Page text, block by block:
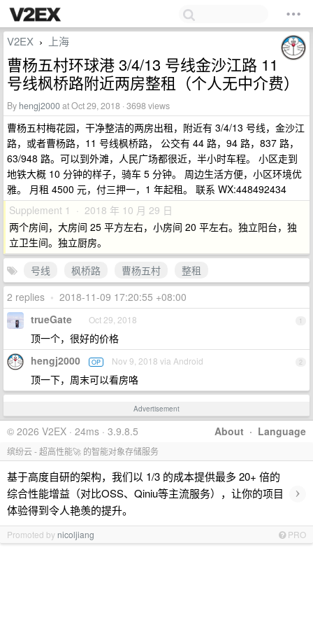
V2EX › 上海
曹杨五村环球港 3/4/13 号线金沙江路 11
号线枫桥路附近两房整租（个人无中介费）
By hengj2000at Oct 29, 2018 · 3698 views
曹杨五村梅花园，干净整洁的两房出租，附近有 3/4/13 号线，金沙江
路，或者曹杨路，11 号线枫桥路， 公交有 44 路，94 路，837 路，
63/948 路。可以到外滩，人民广场都很近，半小时车程。 小区走到
地铁大概 10 分钟的样子，骑车 5 分钟。 周边生活方便，小区环境优
雅。 月租 4500 元，付三押一，1 年起租。 联系 WX:448492434
Supplement 1 · 2018 年 10 月 29 日
两个房间，大房间 25 平方左右，小房间 20 平左右。独立阳台，独
立卫生间。独立厨房。
号线
枫桥路 曹杨五村
整租
2 replies • 2018-11-09 17:20:55 +08:00
1
trueGate Oct 29, 2018
顶一个，很好的价格
2
hengj2000 OP Nov 9, 2018 via Android
顶一下，周末可以看房咯
Advertisement
About · Language
© 2026 V2EX · 24ms · 3.9.8.5
缤纷云 - 超高性能🚀 的智能对象存储服务
基于高度自研的架构，我们以 1/3 的成本提供最多 20+ 倍的
综合性能增益（对比OSS、Qiniu等主流服务），让你的项目
体验得到令人艳羡的提升。
›
Promoted by nicoljiang PRO